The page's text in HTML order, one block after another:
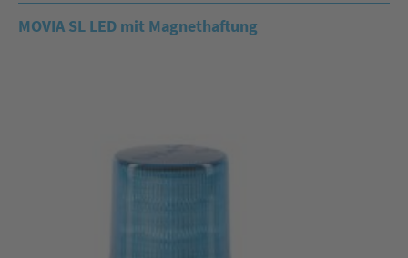
MOVIA SL LED mit Magnethaftung